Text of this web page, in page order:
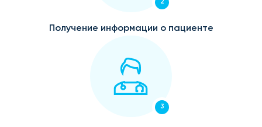
2
Получение информации о пациенте
3